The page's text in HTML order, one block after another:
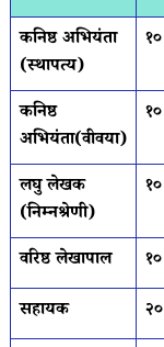
कनिष्ठ अभियंता
(स्थापत्य)
१०
कनिष्ठ
अभियंता(वीवया)
१०
लघु लेखक
(निम्नश्रेणी)
१०
वरिष्ठ लेखापाल १०
सहायक
२०